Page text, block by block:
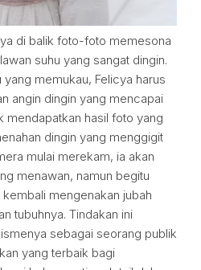
di balik foto-foto memesona
suhu yang sangat dingin.
yang memukau, Felicya harus
angin dingin yang mencapai
mendapatkan hasil foto yang
dingin yang menggigit
mulai merekam, ia akan
menawan, namun begitu
mengenakan jubah
tubuhnya. Tindakan ini
sebagai seorang publik
yang terbaik bagi